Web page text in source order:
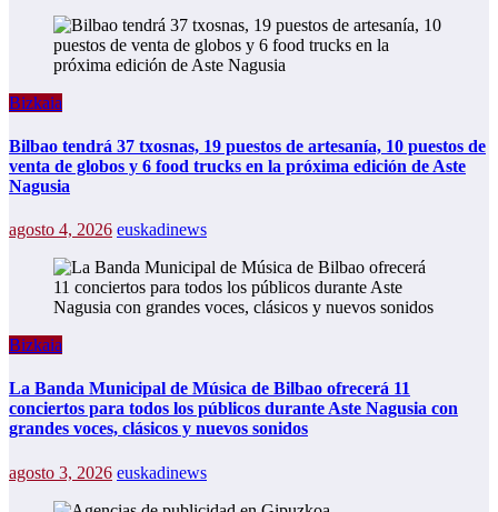
Bizkaia
Bilbao tendrá 37 txosnas, 19 puestos de artesanía, 10 puestos de
venta de globos y 6 food trucks en la próxima edición de Aste
Nagusia
agosto 4, 2026 euskadinews
Bizkaia
La Banda Municipal de Música de Bilbao ofrecerá 11
conciertos para todos los públicos durante Aste Nagusia con
grandes voces, clásicos y nuevos sonidos
agosto 3, 2026 euskadinews